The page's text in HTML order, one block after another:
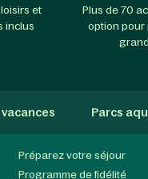
et
inclus
Plus de 70
option pour
Parcs
Préparez votre séjour
Programme de fidélité